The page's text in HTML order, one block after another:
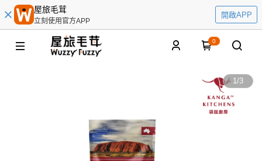
屋旅毛茸
立刻使用官方APP
開啟APP
0
1/3